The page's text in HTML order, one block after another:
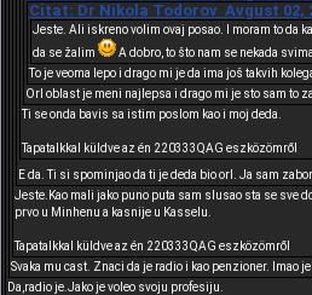
Citat: Dr Nikola Todorov Avgust 02,
Jeste. Ali iskreno volim ovaj posao. I moram to da
da se žalim
A dobro, to što nam se nekada
To je veoma lepo i drago mi je da ima još takvih
Orl oblast je meni najlepsa i drago mi je sto sam to
Ti se onda bavis sa istim poslom kao i moj deda.
Tapatalkkal küldve az én 220333QAG eszközömről
E da. Ti si spominjao da ti je deda bio orl. Ja sam
Jeste.Kao mali jako puno puta sam slusao sta se sve
prvo u Minhenu a kasnije u Kasselu.
Tapatalkkal küldve az én 220333QAG eszközömről
Svaka mu cast. Znaci da je radio i kao penzioner. Imao
Da,radio je.Jako je voleo svoju profesiju.